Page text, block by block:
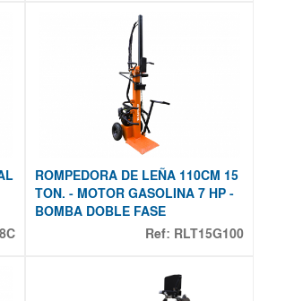
ROMPEDORA DE LEÑA 110CM 15
TON. - MOTOR GASOLINA 7 HP -
BOMBA DOBLE FASE
Ref: RLT15G100